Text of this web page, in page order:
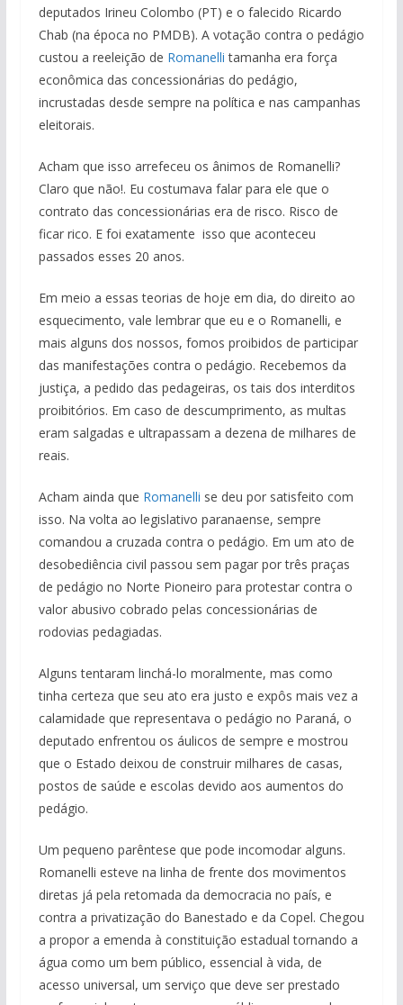
deputados Irineu Colombo (PT) e o falecido Ricardo
Chab (na época no PMDB). A votação contra o pedágio
custou a reeleição de Romanellitamanha era força
econômica das concessionárias do pedágio,
incrustadas desde sempre na política e nas campanhas
eleitorais.
Acham que isso arrefeceu os ânimos de Romanelli?
Claro que não!. Eu costumava falar para ele que o
contrato das concessionárias era de risco. Risco de
ficar rico. E foi exatamente isso que aconteceu
passados esses 20 anos.
Em meio a essas teorias de hoje em dia, do direito ao
esquecimento, vale lembrar que eu e o Romanelli, e
mais alguns dos nossos, fomos proibidos de participar
das manifestações contra o pedágio. Recebemos da
justiça, a pedido das pedageiras, os tais dos interditos
proibitórios. Em caso de descumprimento, as multas
eram salgadas e ultrapassam a dezena de milhares de
reais.
Acham ainda que Romanelli se deu por satisfeito com
isso. Na volta ao legislativo paranaense, sempre
comandou a cruzada contra o pedágio. Em um ato de
desobediência civil passou sem pagar por três praças
de pedágio no Norte Pioneiro para protestar contra o
valor abusivo cobrado pelas concessionárias de
rodovias pedagiadas.
Alguns tentaram linchá-lo moralmente, mas como
tinha certeza que seu ato era justo e expôs mais vez a
calamidade que representava o pedágio no Paraná, o
deputado enfrentou os áulicos de sempre e mostrou
que o Estado deixou de construir milhares de casas,
postos de saúde e escolas devido aos aumentos do
pedágio.
Um pequeno parêntese que pode incomodar alguns.
Romanelli esteve na linha de frente dos movimentos
diretas já pela retomada da democracia no país, e
contra a privatização do Banestado e da Copel. Chegou
a propor a emenda à constituição estadual tornando a
água como um bem público, essencial à vida, de
acesso universal, um serviço que deve ser prestado